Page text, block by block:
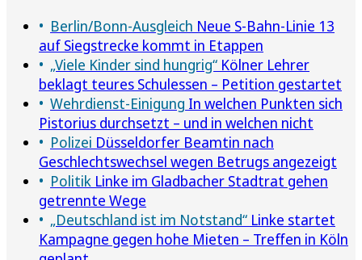
Berlin/Bonn-Ausgleich Neue S-Bahn-Linie 13
auf Siegstrecke kommt in Etappen
„Viele Kinder sind hungrig“ Kölner Lehrer
beklagt teures Schulessen – Petition gestartet
Wehrdienst-Einigung In welchen Punkten sich
Pistorius durchsetzt – und in welchen nicht
Polizei Düsseldorfer Beamtin nach
Geschlechtswechsel wegen Betrugs angezeigt
Politik Linke im Gladbacher Stadtrat gehen
getrennte Wege
„Deutschland ist im Notstand“ Linke startet
Kampagne gegen hohe Mieten – Treffen in Köln